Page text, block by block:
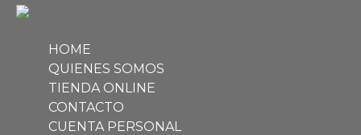
HOME
QUIENES SOMOS
TIENDA ONLINE
CONTACTO
CUENTA PERSONAL